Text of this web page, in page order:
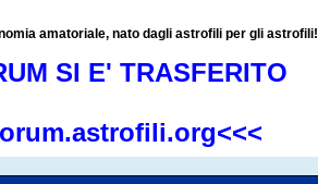
amatoriale, nato dagli astrofili per gli astrofili!
SI E' TRASFERITO